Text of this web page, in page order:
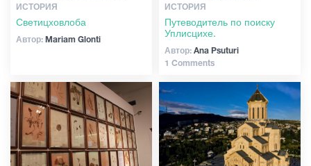
ИСТОРИЯ
Светицховлоба
Автор: Mariam Glonti
ИСТОРИЯ
Путеводитель по поиску
Уплисцихе.
Автор: Ana Psuturi
1 Comments